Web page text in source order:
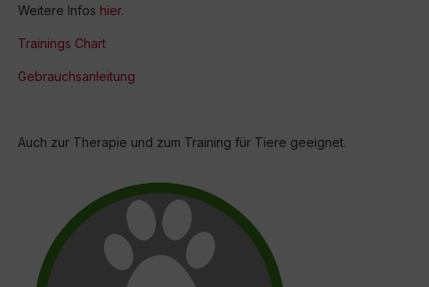
Weitere Infos hier.
Trainings Chart
Gebrauchsanleitung
Auch zur Therapie und zum Training für Tiere geeignet.